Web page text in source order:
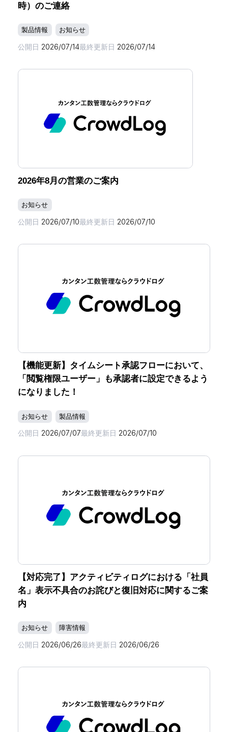
時）のご連絡
製品情報 お知らせ
公開日 2026/07/14最終更新日 2026/07/14
2026年8月の営業のご案内
お知らせ
公開日 2026/07/10最終更新日 2026/07/10
【機能更新】タイムシート承認フローにおいて、
「閲覧権限ユーザー」も承認者に設定できるよう
になりました！
お知らせ 製品情報
公開日 2026/07/07最終更新日 2026/07/10
【対応完了】アクティビティログにおける「社員
名」表示不具合のお詫びと復旧対応に関するご案
内
お知らせ 障害情報
公開日 2026/06/26最終更新日 2026/06/26